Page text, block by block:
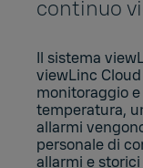
continuo
Il sistema
viewLinc
monitoraggio
temperatura,
allarmi
personale di
allarmi e